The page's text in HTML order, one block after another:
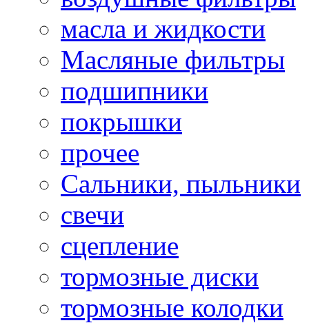
масла и жидкости
Масляные фильтры
подшипники
покрышки
прочее
Сальники, пыльники
свечи
сцепление
тормозные диски
тормозные колодки